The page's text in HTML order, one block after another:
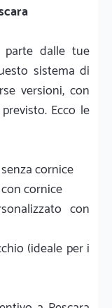
dalle tue
sistema di
versioni, con
Ecco le
cornice
cornice
con
(ideale per i